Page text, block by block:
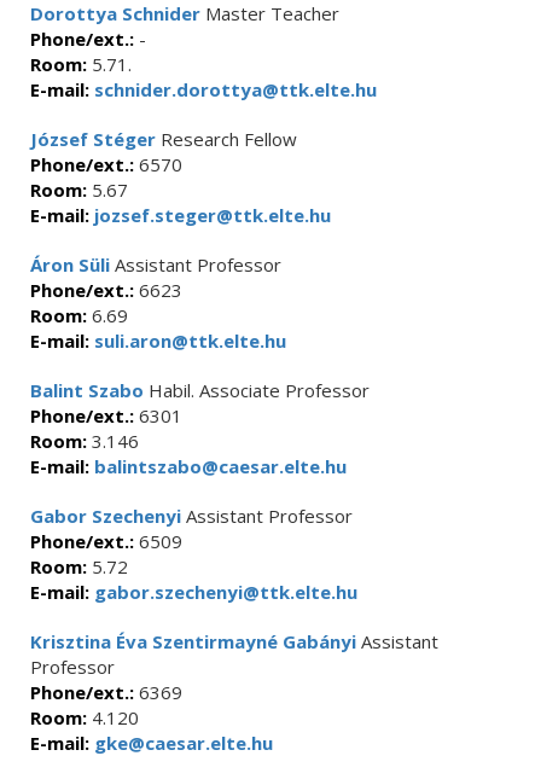
Dorottya Schnider Master Teacher
Phone/ext.: -
Room: 5.71.
E-mail: schnider.dorottya@ttk.elte.hu
József Stéger Research Fellow
Phone/ext.: 6570
Room: 5.67
E-mail: jozsef.steger@ttk.elte.hu
Áron Süli Assistant Professor
Phone/ext.: 6623
Room: 6.69
E-mail: suli.aron@ttk.elte.hu
Balint Szabo Habil. Associate Professor
Phone/ext.: 6301
Room: 3.146
E-mail: balintszabo@caesar.elte.hu
Gabor Szechenyi Assistant Professor
Phone/ext.: 6509
Room: 5.72
E-mail: gabor.szechenyi@ttk.elte.hu
Krisztina Éva Szentirmayné Gabányi Assistant
Professor
Phone/ext.: 6369
Room: 4.120
E-mail: gke@caesar.elte.hu